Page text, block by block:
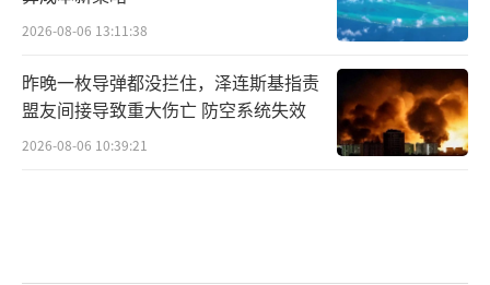
2026-08-06 13:11:38
昨晚一枚导弹都没拦住，泽连斯基指责
盟友间接导致重大伤亡 防空系统失效
2026-08-06 10:39:21